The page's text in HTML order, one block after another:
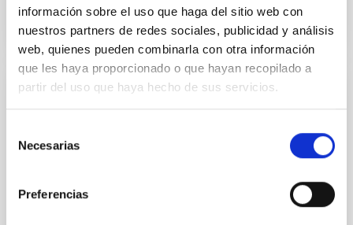
información sobre el uso que haga del sitio web con
nuestros partners de redes sociales, publicidad y análisis
web, quienes pueden combinarla con otra información
que les haya proporcionado o que hayan recopilado a
partir del uso que haya hecho de sus servicios.
Necesarias
Preferencias
de los Institutos Nacionales de Ciencias
Astrofísica de Canarias para el uso de
MuSCAT2 en el Telescopio Carlos Sánchez